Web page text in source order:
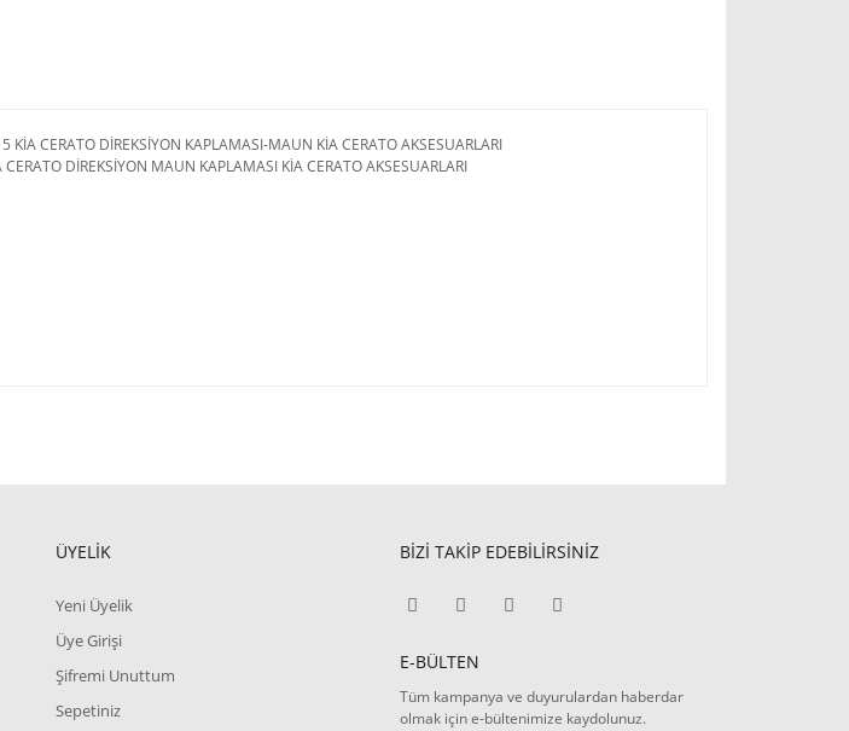
KİA CERATO DİREKSİYON KAPLAMASI-MAUN KİA CERATO AKSESUARLARI
DİREKSİYON MAUN KAPLAMASI KİA CERATO AKSESUARLARI
ÜYELİK
Yeni Üyelik
Üye Girişi
Şifremi Unuttum
Sepetiniz
BİZİ TAKİP EDEBİLİRSİNİZ
E-BÜLTEN
Tüm kampanya ve duyurulardan haberdar
olmak için e-bültenimize kaydolunuz.